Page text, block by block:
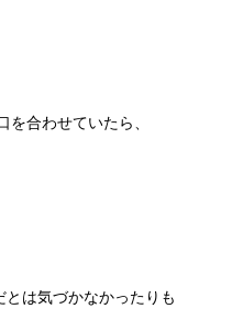
合わせていたら、
は気づかなかったりも